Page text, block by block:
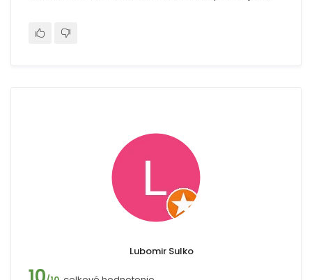
Lubomir Sulko